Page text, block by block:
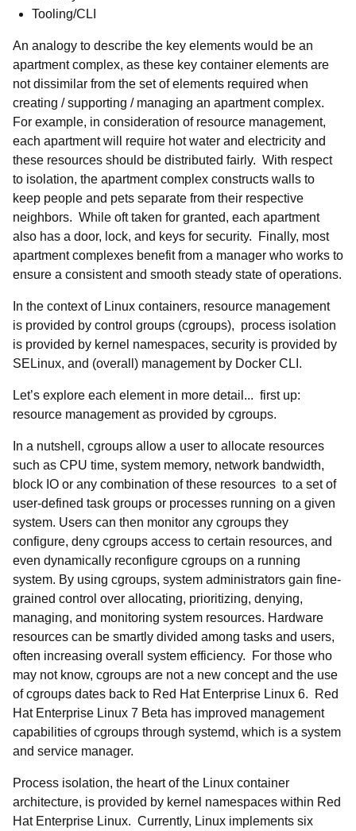
Tooling/CLI
An analogy to describe the key elements would be an
apartment complex, as these key container elements are
not dissimilar from the set of elements required when
creating / supporting / managing an apartment complex.
For example, in consideration of resource management,
each apartment will require hot water and electricity and
these resources should be distributed fairly. With respect
to isolation, the apartment complex constructs walls to
keep people and pets separate from their respective
neighbors. While oft taken for granted, each apartment
also has a door, lock, and keys for security. Finally, most
apartment complexes benefit from a manager who works to
ensure a consistent and smooth steady state of operations.
In the context of Linux containers, resource management
is provided by control groups (cgroups), process isolation
is provided by kernel namespaces, security is provided by
SELinux, and (overall) management by Docker CLI.
Let’s explore each element in more detail... first up:
resource management as provided by cgroups.
In a nutshell, cgroups allow a user to allocate resources
such as CPU time, system memory, network bandwidth,
block IO or any combination of these resources to a set of
user-defined task groups or processes running on a given
system. Users can then monitor any cgroups they
configure, deny cgroups access to certain resources, and
even dynamically reconfigure cgroups on a running
system. By using cgroups, system administrators gain fine-
grained control over allocating, prioritizing, denying,
managing, and monitoring system resources. Hardware
resources can be smartly divided among tasks and users,
often increasing overall system efficiency. For those who
may not know, cgroups are not a new concept and the use
of cgroups dates back to Red Hat Enterprise Linux 6. Red
Hat Enterprise Linux 7 Beta has improved management
capabilities of cgroups through systemd, which is a system
and service manager.
Process isolation, the heart of the Linux container
architecture, is provided by kernel namespaces within Red
Hat Enterprise Linux. Currently, Linux implements six